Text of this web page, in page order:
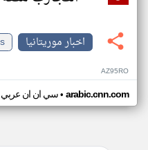
اخبار موريتانيا
AZ95RO
سي ان ان عربي• arabic.cnn.com